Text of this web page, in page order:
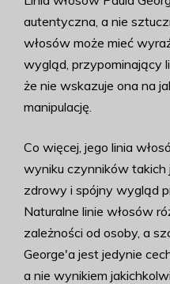
autentyczna, a nie
włosów może mieć
wygląd, przypominający
że nie wskazuje ona na
manipulację.
Co więcej, jego linia
wyniku czynników takich
zdrowy i spójny wygląd
Naturalne linie włosów
zależności od osoby, a
George'a jest jedynie
a nie wynikiem